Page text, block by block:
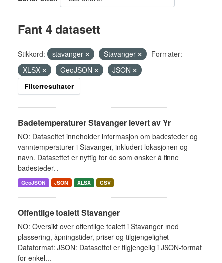
Fant 4 datasett
Stikkord: stavanger Stavanger
Formater:
XLSX
GeoJSON
JSON
Filterresultater
Badetemperaturer Stavanger levert av Yr
NO: Datasettet inneholder informasjon om badesteder og
vanntemperaturer i Stavanger, inkludert lokasjonen og
navn. Datasettet er nyttig for de som ønsker å finne
badesteder...
GeoJSON JSON XLSX CSV
Offentlige toalett Stavanger
NO: Oversikt over offentlige toalett i Stavanger med
plassering, åpningstider, priser og tilgjengelighet
Dataformat: JSON: Datasettet er tilgjengelig i JSON-format
for enkel...